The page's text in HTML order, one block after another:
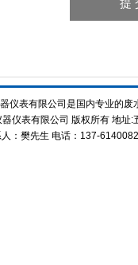
仪表有限公司是国内专业的
仪表有限公司 版权所有 地
人：樊先生 电话：137-